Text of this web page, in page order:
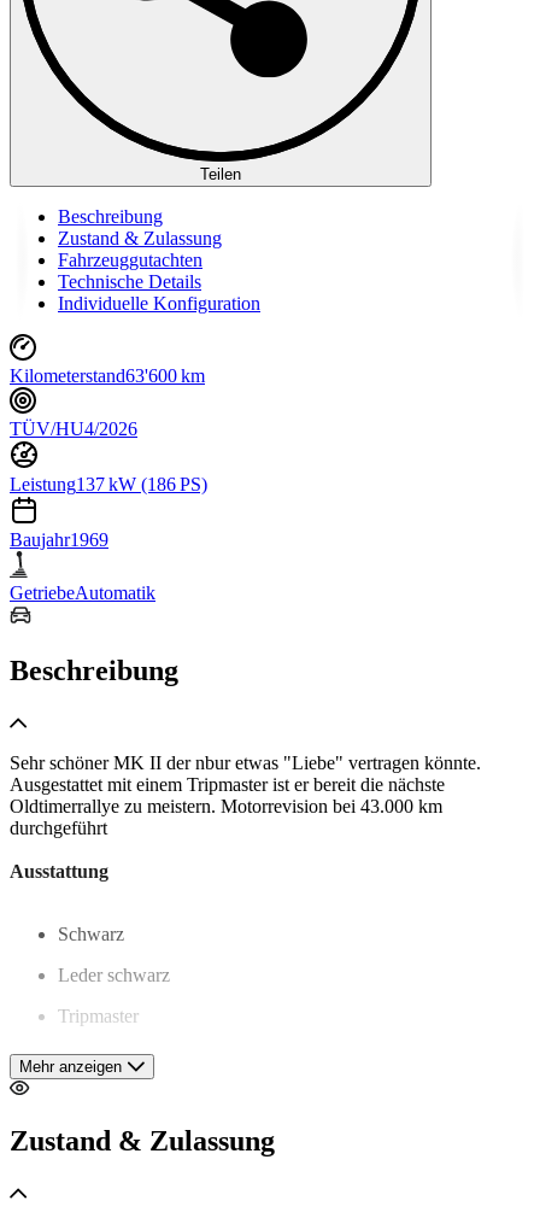
Teilen
Beschreibung
Zustand & Zulassung
Fahrzeuggutachten
Technische Details
Individuelle Konfiguration
Kilometerstand63'600 km
TÜV/HU4/2026
Leistung137 kW (186 PS)
Baujahr1969
GetriebeAutomatik
Beschreibung
Sehr schöner MK II der nbur etwas "Liebe" vertragen könnte.
Ausgestattet mit einem Tripmaster ist er bereit die nächste
Oldtimerrallye zu meistern. Motorrevision bei 43.000 km
durchgeführt
Ausstattung
Schwarz
Leder schwarz
Tripmaster
uvm.
340, den S-Type und den 420. Der 240, der Daimler 250 V8, der
Daimler Sovereign (Daimler-Version des 420) und der 420 G
wurden zunächst noch weiter produziert.Der XJ 6 hatte entweder
Mehr anzeigen
Zustand & Zulassung